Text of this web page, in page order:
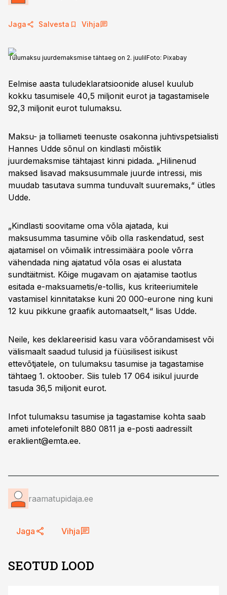
Jaga Salvesta Vihja
Tulumaksu juurdemaksmise tähtaeg on 2. juulilFoto: Pixabay
Eelmise aasta tuludeklaratsioonide alusel kuulub
kokku tasumisele 40,5 miljonit eurot ja tagastamisele
92,3 miljonit eurot tulumaksu.
Maksu- ja tolliameti teenuste osakonna juhtivspetsialisti
Hannes Udde sõnul on kindlasti mõistlik
juurdemaksmise tähtajast kinni pidada. „Hilinenud
maksed lisavad maksusummale juurde intressi, mis
muudab tasutava summa tunduvalt suuremaks,“ ütles
Udde.
„Kindlasti soovitame oma võla ajatada, kui
maksusumma tasumine võib olla raskendatud, sest
ajatamisel on võimalik intressimäära poole võrra
vähendada ning ajatatud võla osas ei alustata
sundtäitmist. Kõige mugavam on ajatamise taotlus
esitada e-maksuametis/e-tollis, kus kriteeriumitele
vastamisel kinnitatakse kuni 20 000-eurone ning kuni
12 kuu pikkune graafik automaatselt,“ lisas Udde.
Neile, kes deklareerisid kasu vara võõrandamisest või
välismaalt saadud tulusid ja füüsilisest isikust
ettevõtjatele, on tulumaksu tasumise ja tagastamise
tähtaeg 1. oktoober. Siis tuleb 17 064 isikul juurde
tasuda 36,5 miljonit eurot.
Infot tulumaksu tasumise ja tagastamise kohta saab
ameti infotelefonilt 880 0811 ja e-posti aadressilt
eraklient@emta.ee.
raamatupidaja.ee
Jaga Vihja
SEOTUD LOOD